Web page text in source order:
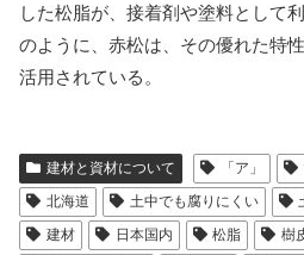
した松脂が、接着剤や塗料として
のように、赤松は、その優れた特
活用されている。
建材と資材について 「ア」
北海道
土中でも腐りにくい
建材
日本国内 松脂 樹